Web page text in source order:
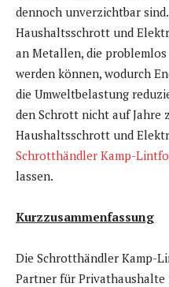
dennoch unverzichtbar
Haushaltsschrott und
an Metallen, die
werden können, wodurch
die Umweltbelastung
den Schrott nicht auf Jahre
Haushaltsschrott und
Schrotthändler Kamp-
lassen.
Kurzzusammenfassung
Die Schrotthändler Kamp-
Partner für Privathaushalte